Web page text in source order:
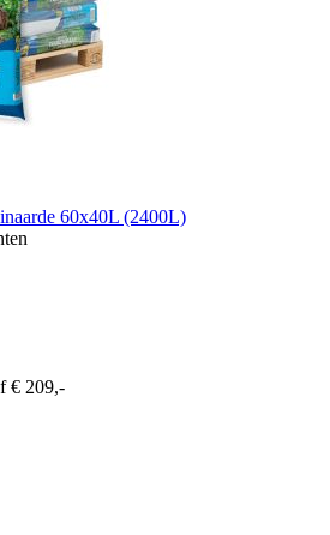
60x40L (2400L)
€ 209,-